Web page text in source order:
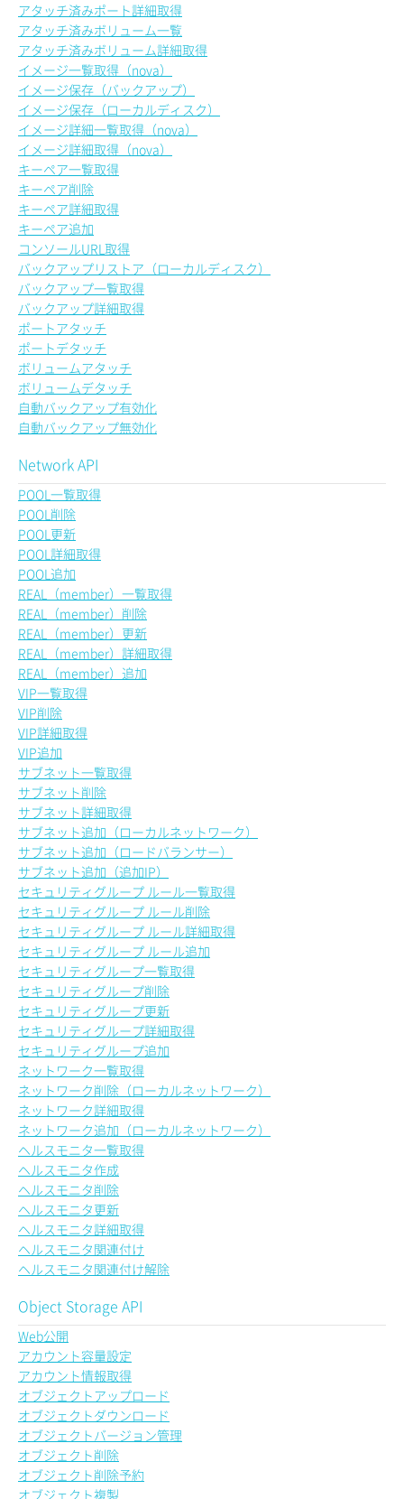
アタッチ済みポート詳細取得
アタッチ済みボリューム一覧
アタッチ済みボリューム詳細取得
イメージ一覧取得（nova）
イメージ保存（バックアップ）
イメージ保存（ローカルディスク）
イメージ詳細一覧取得（nova）
イメージ詳細取得（nova）
キーペア一覧取得
キーペア削除
キーペア詳細取得
キーペア追加
コンソールURL取得
バックアップリストア（ローカルディスク）
バックアップ一覧取得
バックアップ詳細取得
ポートアタッチ
ポートデタッチ
ボリュームアタッチ
ボリュームデタッチ
自動バックアップ有効化
自動バックアップ無効化
Network API
POOL一覧取得
POOL削除
POOL更新
POOL詳細取得
POOL追加
REAL（member）一覧取得
REAL（member）削除
REAL（member）更新
REAL（member）詳細取得
REAL（member）追加
VIP一覧取得
VIP削除
VIP詳細取得
VIP追加
サブネット一覧取得
サブネット削除
サブネット詳細取得
サブネット追加（ローカルネットワーク）
サブネット追加（ロードバランサー）
サブネット追加（追加IP）
セキュリティグループ ルール一覧取得
セキュリティグループ ルール削除
セキュリティグループ ルール詳細取得
セキュリティグループ ルール追加
セキュリティグループ一覧取得
セキュリティグループ削除
セキュリティグループ更新
セキュリティグループ詳細取得
セキュリティグループ追加
ネットワーク一覧取得
ネットワーク削除（ローカルネットワーク）
ネットワーク詳細取得
ネットワーク追加（ローカルネットワーク）
ヘルスモニタ一覧取得
ヘルスモニタ作成
ヘルスモニタ削除
ヘルスモニタ更新
ヘルスモニタ詳細取得
ヘルスモニタ関連付け
ヘルスモニタ関連付け解除
Object Storage API
Web公開
アカウント容量設定
アカウント情報取得
オブジェクトアップロード
オブジェクトダウンロード
オブジェクトバージョン管理
オブジェクト削除
オブジェクト削除予約
オブジェクト複製